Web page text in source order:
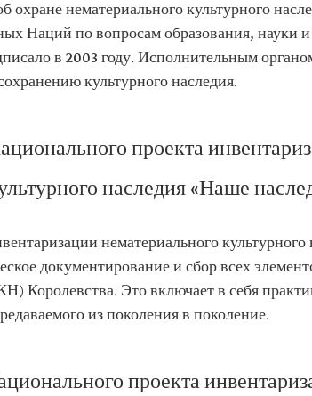
нематериального культурного
Наций по вопросам образования,
в 2003 году. Исполнительным
культурного наследия.
проекта
наследия «Наше
нематериального культурного
документирование и сбор всех
Королевства. Это включает в себя
из поколения в поколение.
проекта